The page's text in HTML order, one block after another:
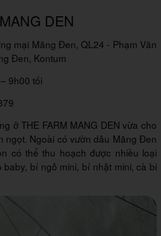
DEN
mại Măng Đen, QL24 - Phạm Văn
Đen, Kontum
9h00 tối
ở THE FARM MANG DEN vừa cho
ngọt. Ngoài có vườn dâu Măng Đen
có thể thu hoạch được nhiều loại
bí ngô mini, bí nhật mini, cà bi